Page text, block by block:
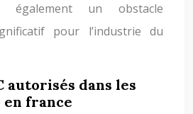
également un obstacle
pour l’industrie du
autorisés dans les
en france